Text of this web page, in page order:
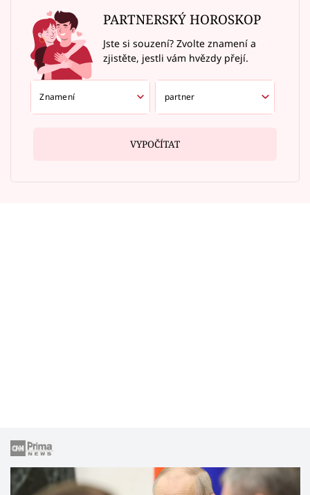
PARTNERSKÝ HOROSKOP
Jste si souzení? Zvolte znamení a
zjistěte, jestli vám hvězdy přejí.
VYPOČÍTAT